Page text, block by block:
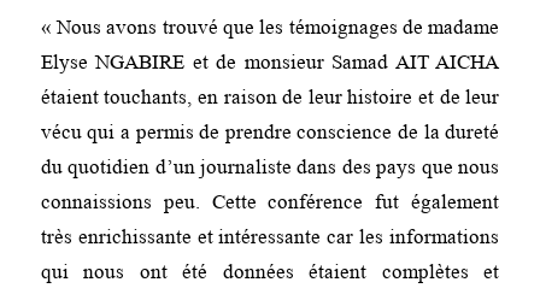
« Nous avons trouvé que les témoignages de madame
Elyse NGABIRE et de monsieur Samad AIT AICHA
étaient touchants, en raison de leur histoire et de leur
vécu qui a permis de prendre conscience de la dureté
du quotidien d’un journaliste dans des pays que nous
connaissions peu. Cette conférence fut également
très enrichissante et intéressante car les informations
qui nous ont été données étaient complètes et